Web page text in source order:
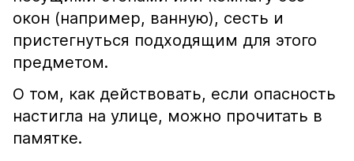
окон (например, ванную), сесть и
пристегнуться подходящим для этого
предметом.
О том, как действовать, если опасность
настигла на улице, можно прочитать в
памятке.